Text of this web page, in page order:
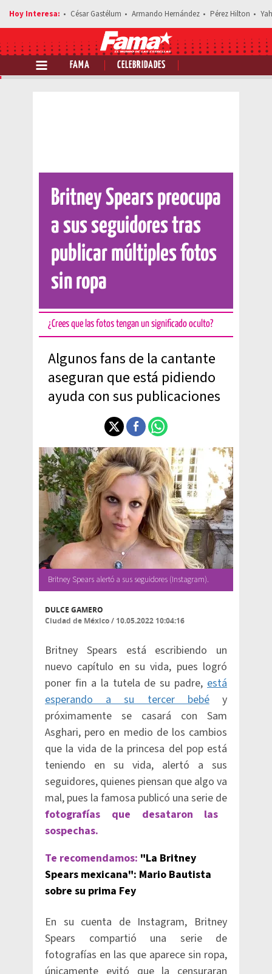
César Gastélum Armando Hernández Pérez Hilton
FAMA CELEBRIDADES
Comparte esta noticia
Britney Spears preocupa
a sus seguidores tras
publicar múltiples fotos
sin ropa
¿Crees que las fotos tengan un significado oculto?
Algunos fans de la cantante
aseguran que está pidiendo
ayuda con sus publicaciones
Britney Spears alertó a sus seguidores (Instagram).
DULCE GAMERO
Ciudad de México/ 10.05.2022 10:04:16
Britney Spears está escribiendo un
nuevo capítulo en su vida, pues logró
poner fin a la tutela de su padre, está
esperando a su tercer bebéy
próximamente se casará con Sam
Asghari, pero en medio de los cambios
que la vida de la princesa del pop está
teniendo en su vida, alertó a sus
seguidores, quienes piensan que algo va
mal, pues la famosa publicó una serie de
fotografías que desataron las
sospechas.
Te recomendamos: "La Britney
Spears mexicana": Mario Bautista
sobre su prima Fey
En su cuenta de Instagram, Britney
Spears compartió una serie de
fotografías en las que aparece sin ropa,